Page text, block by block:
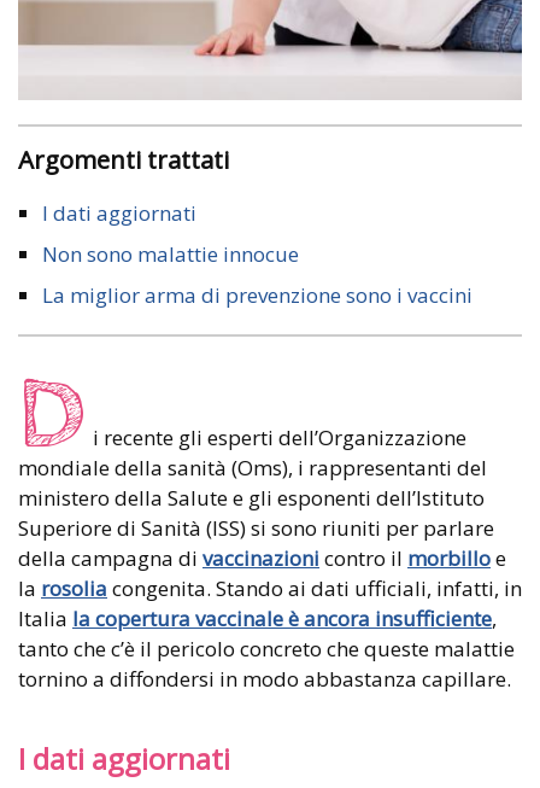
Argomenti trattati
I dati aggiornati
Non sono malattie innocue
La miglior arma di prevenzione sono i vaccini
D i recente gli esperti dell’Organizzazione
mondiale della sanità (Oms), i rappresentanti del
ministero della Salute e gli esponenti dell’Istituto
Superiore di Sanità (ISS) si sono riuniti per parlare
della campagna di vaccinazioni contro il morbilloe
la rosolia congenita. Stando ai dati ufficiali, infatti, in
Italia la copertura vaccinale è ancora insufficiente,
tanto che c’è il pericolo concreto che queste malattie
tornino a diffondersi in modo abbastanza capillare.
I dati aggiornati